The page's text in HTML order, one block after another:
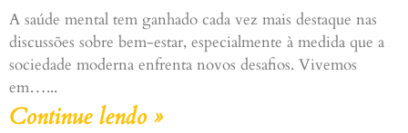
A saúde mental tem ganhado cada vez mais destaque nas
discussões sobre bem-estar, especialmente à medida que a
sociedade moderna enfrenta novos desafios. Vivemos
em…
Continue lendo »